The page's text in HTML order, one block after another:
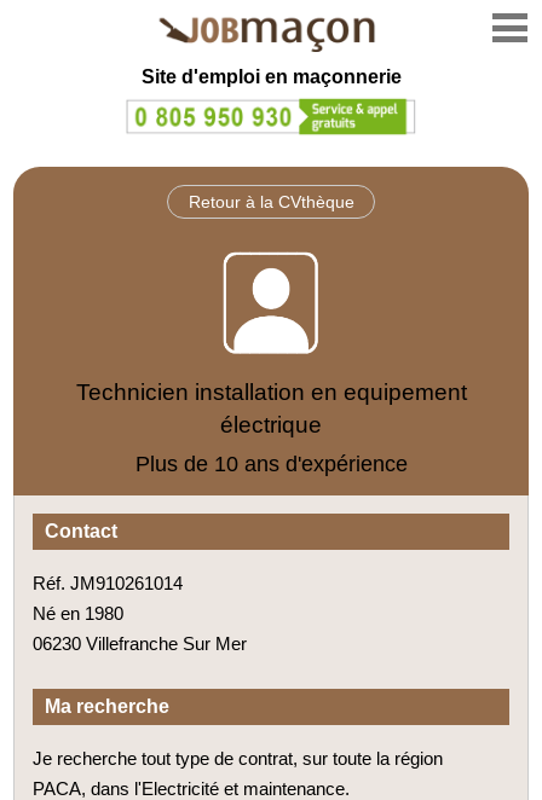
Site d'emploi en maçonnerie
Retour à la CVthèque
Technicien installation en equipement
électrique
Plus de 10 ans d'expérience
Contact
Réf. JM910261014
Né en 1980
06230 Villefranche Sur Mer
Ma recherche
Je recherche tout type de contrat, sur toute la région
PACA, dans l'Electricité et maintenance.